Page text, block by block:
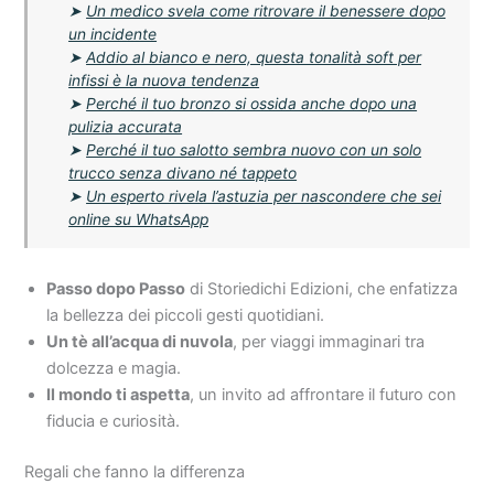
➤ Un medico svela come ritrovare il benessere dopo
un incidente
➤Addio al bianco e nero, questa tonalità soft per
infissi è la nuova tendenza
➤Perché il tuo bronzo si ossida anche dopo una
pulizia accurata
➤Perché il tuo salotto sembra nuovo con un solo
trucco senza divano né tappeto
➤ Un esperto rivela l’astuzia per nascondere che sei
online su WhatsApp
Passo dopo Passo di Storiedichi Edizioni, che enfatizza
la bellezza dei piccoli gesti quotidiani.
Un tè all’acqua di nuvola, per viaggi immaginari tra
dolcezza e magia.
Il mondo ti aspetta, un invito ad affrontare il futuro con
fiducia e curiosità.
Regali che fanno la differenza